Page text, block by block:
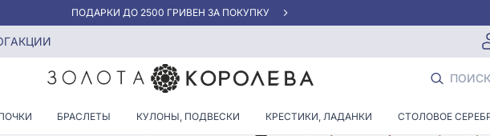
АКЦИЯ ДЛЯ КЛИЕНТОВ «НОВАЯ ПОЧТА»
АКЦИИ
ПОИСК
БРАСЛЕТЫ КУЛОНЫ, ПОДВЕСКИ КРЕСТИКИ, ЛАДАНКИ СТОЛОВОЕ
с огранкой Принцесса
ШНУРКИ С ОГРАНКОЙ